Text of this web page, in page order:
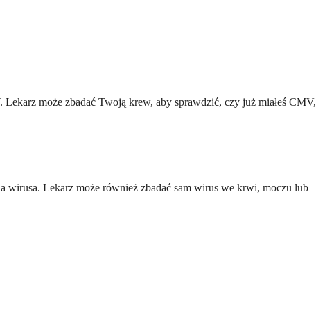
może zbadać Twoją krew, aby sprawdzić, czy już miałeś CMV,
wirusa. Lekarz może również zbadać sam wirus we krwi, moczu lub